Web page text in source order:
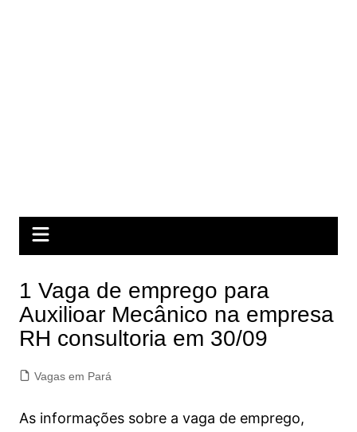
1 Vaga de emprego para
Auxilioar Mecânico na empresa
RH consultoria em 30/09
Vagas em Pará
As informações sobre a vaga de emprego,